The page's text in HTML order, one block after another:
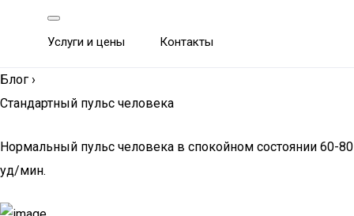
Услуги и цены Контакты
Блог ›
Стандартный пульс человека
Нормальный пульс человека в спокойном состоянии 60-80
уд/мин.